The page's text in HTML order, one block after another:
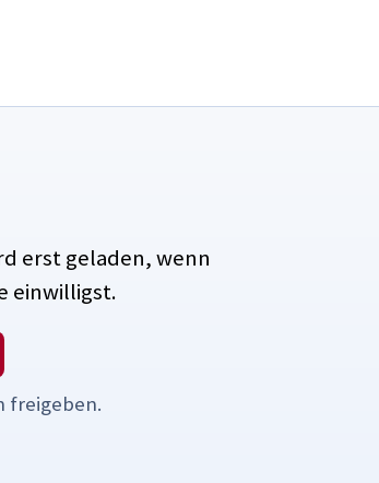
erst geladen, wenn
einwilligst.
freigeben.